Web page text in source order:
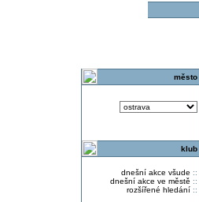
město
klub
dnešní akce všude ::
dnešní akce ve městě ::
rozšířené hledání::